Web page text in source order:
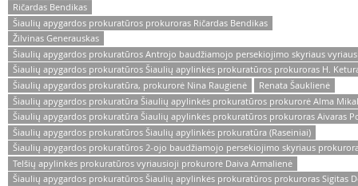
Ričardas Bendikas
Šiaulių apygardos prokuratūros prokuroras Ričardas Bendikas
Žilvinas Generauskas
Šiaulių apygardos prokuratūros Antrojo baudžiamojo persekiojimo skyriaus
Šiaulių apygardos prokuratūros Šiaulių apylinkės prokuratūros prokuroras H.
Šiaulių apygardos prokuratūra, prokurorė Nina Raugienė
Renata Šauklienė
Šiaulių apygardos prokuratūra Šiaulių apylinkės prokuratūros prokurorė Alma
Šiaulių apygardos prokuratūra Šiaulių apylinkės prokuratūros prokuroras Aivaras
Šiaulių apygardos prokuratūros Šiaulių apylinkės prokuratūra (Raseiniai)
Šiaulių apygardos prokuratūros 2-ojo baudžiamojo persekiojimo skyriaus
Telšių apylinkės prokuratūros vyriausioji prokurorė Daiva Armalienė
Šiaulių apygardos prokuratūros Šiaulių apylinkės prokuratūros prokuroras Sigitas